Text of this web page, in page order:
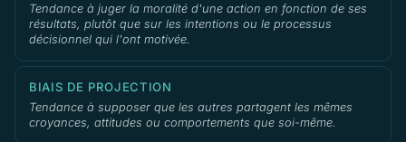
Tendance à juger la moralité d'une action en fonction de ses
résultats, plutôt que sur les intentions ou le processus
décisionnel qui l'ont motivée.
BIAIS DE PROJECTION
Tendance à supposer que les autres partagent les mêmes
croyances, attitudes ou comportements que soi-même.